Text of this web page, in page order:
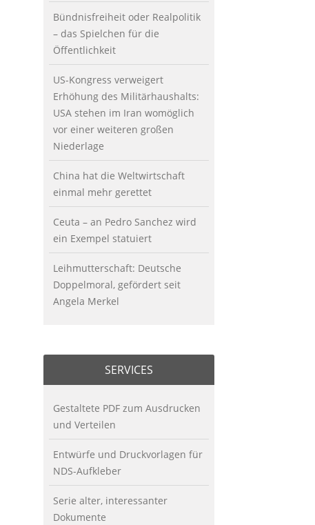
Bündnisfreiheit oder Realpolitik
– das Spielchen für die
Öffentlichkeit
US-Kongress verweigert
Erhöhung des Militärhaushalts:
USA stehen im Iran womöglich
vor einer weiteren großen
Niederlage
China hat die Weltwirtschaft
einmal mehr gerettet
Ceuta – an Pedro Sanchez wird
ein Exempel statuiert
Leihmutterschaft: Deutsche
Doppelmoral, gefördert seit
Angela Merkel
SERVICES
Gestaltete PDF zum Ausdrucken
und Verteilen
Entwürfe und Druckvorlagen für
NDS-Aufkleber
Serie alter, interessanter
Dokumente